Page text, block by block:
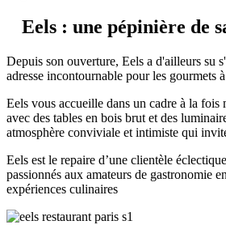
Eels : une pépinière de
Depuis son ouverture, Eels a d'ailleurs su
adresse incontournable pour les gourmets
Eels vous accueille dans un cadre à la fois
avec des tables en bois brut et des
atmosphère conviviale et intimiste qui
Eels est le repaire d’une clientèle
passionnés aux amateurs de gastronomie
expériences culinaires